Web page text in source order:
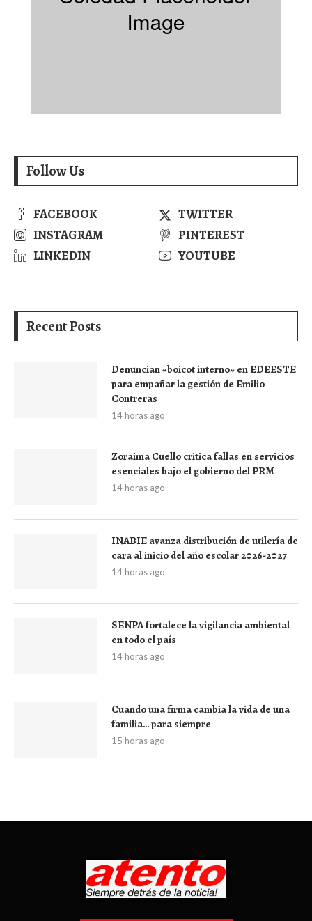
Follow Us
FACEBOOK
TWITTER
INSTAGRAM
PINTEREST
LINKEDIN
YOUTUBE
Recent Posts
Denuncian «boicot interno» en EDEESTE
para empañar la gestión de Emilio
Contreras
14 horas ago
Zoraima Cuello critica fallas en servicios
esenciales bajo el gobierno del PRM
14 horas ago
INABIE avanza distribución de utilería de
cara al inicio del año escolar 2026-2027
14 horas ago
SENPA fortalece la vigilancia ambiental
en todo el país
14 horas ago
Cuando una firma cambia la vida de una
familia… para siempre
15 horas ago